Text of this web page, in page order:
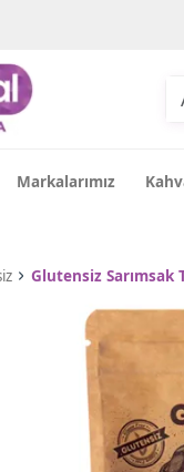
Markalarımız
Glutensiz Sarımsak